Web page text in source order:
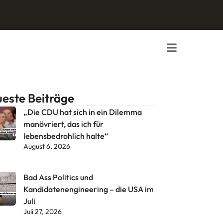
Beiträge
„Die CDU hat sich in ein Dilemma
manövriert, das ich für
lebensbedrohlich halte“
August 6, 2026
Bad Ass Politics und
Kandidatenengineering – die USA im
Juli
Juli 27, 2026